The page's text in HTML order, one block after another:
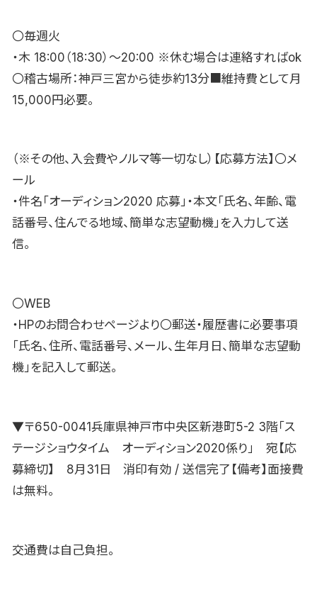
〇毎週火
・木 18:00（18:30）〜20:00 ※休む場合は連絡すればok
〇稽古場所：神戸三宮から徒歩約13分■維持費として月
15,000円必要。
（※その他、入会費やノルマ等一切なし）【応募方法】〇メ
ール
・件名「オーディション2020 応募」・本文「氏名、年齢、電
話番号、住んでる地域、簡単な志望動機」を入力して送
信。
〇WEB
・HPのお問合わせページより〇郵送・履歴書に必要事項
「氏名、住所、電話番号、メール、生年月日、簡単な志望動
機」を記入して郵送。
▼〒650-0041兵庫県神戸市中央区新港町5-2 3階「ス
テージショウタイム オーディション2020係り」 宛【応
募締切】 8月31日 消印有効 / 送信完了【備考】面接費
は無料。
交通費は自己負担。